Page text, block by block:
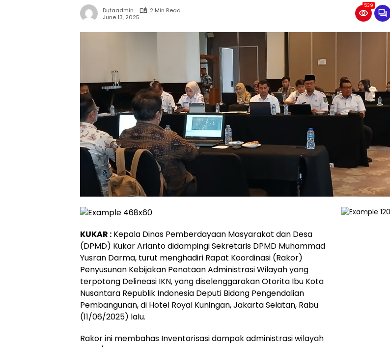
Dutaadmin
2 Min Read
June 13, 2025
539
KUKAR : Kepala Dinas Pemberdayaan Masyarakat dan Desa
(DPMD) Kukar Arianto didampingi Sekretaris DPMD Muhammad
Yusran Darma, turut menghadiri Rapat Koordinasi (Rakor)
Penyusunan Kebijakan Penataan Administrasi Wilayah yang
terpotong Delineasi IKN, yang diselenggarakan Otorita Ibu Kota
Nusantara Republik Indonesia Deputi Bidang Pengendalian
Pembangunan, di Hotel Royal Kuningan, Jakarta Selatan, Rabu
(11/06/2025) lalu.
Rakor ini membahas Inventarisasi dampak administrasi wilayah